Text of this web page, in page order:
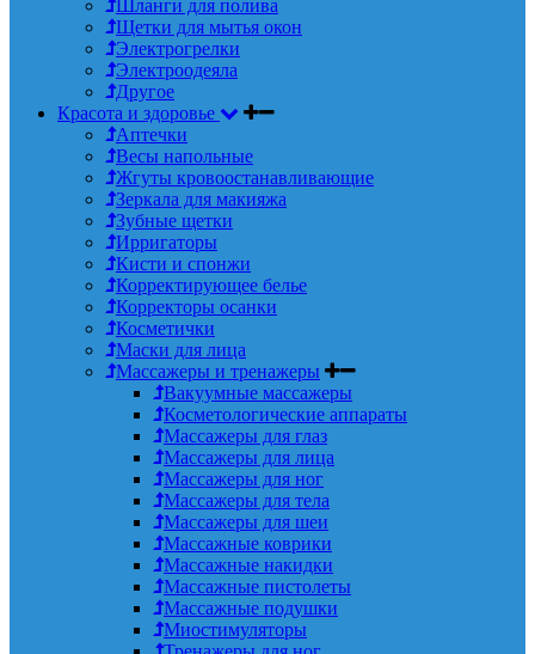
Шланги для полива
Щетки для мытья окон
Электрогрелки
Электроодеяла
Другое
Красота и здоровье
Аптечки
Весы напольные
Жгуты кровоостанавливающие
Зеркала для макияжа
Зубные щетки
Ирригаторы
Кисти и спонжи
Корректирующее белье
Корректоры осанки
Косметички
Маски для лица
Массажеры и тренажеры
Вакуумные массажеры
Косметологические аппараты
Массажеры для глаз
Массажеры для лица
Массажеры для ног
Массажеры для тела
Массажеры для шеи
Массажные коврики
Массажные накидки
Массажные пистолеты
Массажные подушки
Миостимуляторы